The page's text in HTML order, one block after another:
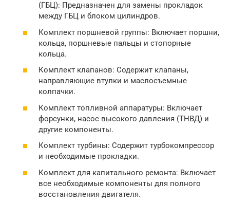
(ГБЦ): Предназначен для замены прокладок
между ГБЦ и блоком цилиндров.
Комплект поршневой группы: Включает поршни,
кольца, поршневые пальцы и стопорные
кольца.
Комплект клапанов: Содержит клапаны,
направляющие втулки и маслосъемные
колпачки.
Комплект топливной аппаратуры: Включает
форсунки, насос высокого давления (ТНВД) и
другие компоненты.
Комплект турбины: Содержит турбокомпрессор
и необходимые прокладки.
Комплект для капитального ремонта: Включает
все необходимые компоненты для полного
восстановления двигателя.